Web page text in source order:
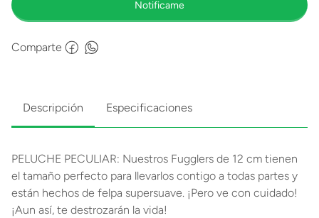
Comparte
Descripción Especificaciones
PELUCHE PECULIAR: Nuestros Fugglers de 12 cm tienen
el tamaño perfecto para llevarlos contigo a todas partes y
están hechos de felpa supersuave. ¡Pero ve con cuidado!
¡Aun así, te destrozarán la vida!